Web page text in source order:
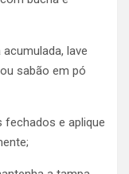
lave
sabão em pó
fechados e aplique